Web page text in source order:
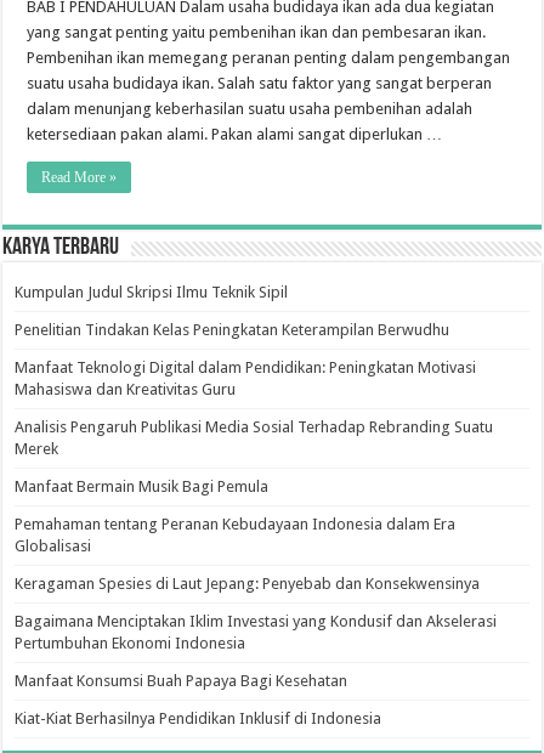
Teknik
Pakan
Alami
Budidaya
Daphnia
sp
dan
Moina
sp
BAB I PENDAHULUAN Dalam usaha budidaya ikan ada dua kegiatan
yang sangat penting yaitu pembenihan ikan dan pembesaran ikan.
Pembenihan ikan memegang peranan penting dalam pengembangan
suatu usaha budidaya ikan. Salah satu faktor yang sangat berperan
dalam menunjang keberhasilan suatu usaha pembenihan adalah
ketersediaan pakan alami. Pakan alami sangat diperlukan …
Read More »
Karya Terbaru
Kumpulan Judul Skripsi Ilmu Teknik Sipil
Penelitian Tindakan Kelas Peningkatan Keterampilan Berwudhu
Manfaat Teknologi Digital dalam Pendidikan: Peningkatan Motivasi
Mahasiswa dan Kreativitas Guru
Analisis Pengaruh Publikasi Media Sosial Terhadap Rebranding Suatu
Merek
Manfaat Bermain Musik Bagi Pemula
Pemahaman tentang Peranan Kebudayaan Indonesia dalam Era
Globalisasi
Keragaman Spesies di Laut Jepang: Penyebab dan Konsekwensinya
Bagaimana Menciptakan Iklim Investasi yang Kondusif dan Akselerasi
Pertumbuhan Ekonomi Indonesia
Manfaat Konsumsi Buah Papaya Bagi Kesehatan
Kiat-Kiat Berhasilnya Pendidikan Inklusif di Indonesia